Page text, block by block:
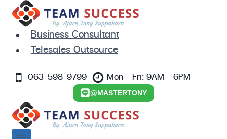
Skip
content
Business Consultant
Telesales Outsource
063-598-9799 Mon - Fri: 9AM - 6PM
@MASTERTONY